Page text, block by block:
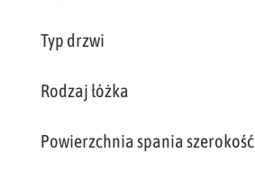
Typ drzwi
Rodzaj łóżka
Powierzchnia spania szerokość